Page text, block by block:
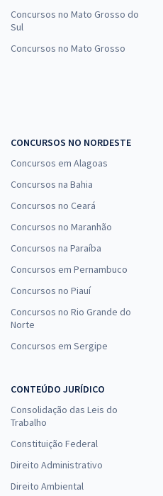
Concursos no Mato Grosso do
Sul
Concursos no Mato Grosso
CONCURSOS NO NORDESTE
Concursos em Alagoas
Concursos na Bahia
Concursos no Ceará
Concursos no Maranhão
Concursos na Paraíba
Concursos em Pernambuco
Concursos no Piauí
Concursos no Rio Grande do
Norte
Concursos em Sergipe
CONTEÚDO JURÍDICO
Consolidação das Leis do
Trabalho
Constituição Federal
Direito Administrativo
Direito Ambiental